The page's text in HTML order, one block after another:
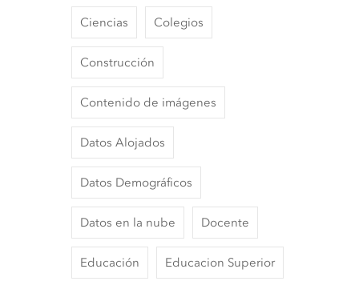
Ciencias Colegios
Construcción
Contenido de imágenes
Datos Alojados
Datos Demográficos
Datos en la nube Docente
Educación Educacion Superior